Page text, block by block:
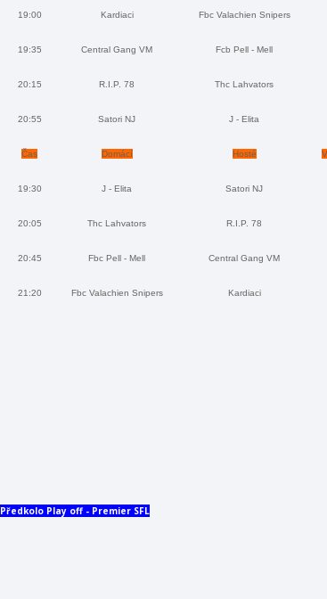
19:00 Kardiaci Fbc Valachien Snipers
19:35 Central Gang VM Fcb Pell - Mell
20:15 R.I.P. 78 Thc Lahvators
20:55 Satori NJ J - Elita
Čas Domácí Hosté
19:30 J - Elita Satori NJ
20:05 Thc Lahvators R.I.P. 78
20:45 Fbc Pell - Mell Central Gang VM
21:20 Fbc Valachien Snipers Kardiaci
Předkolo Play off - Premier SFL